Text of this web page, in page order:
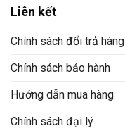
Liên kết
Chính sách đổi trả hàng
Chính sách bảo hành
Hướng dẫn mua hàng
Chính sách đại lý